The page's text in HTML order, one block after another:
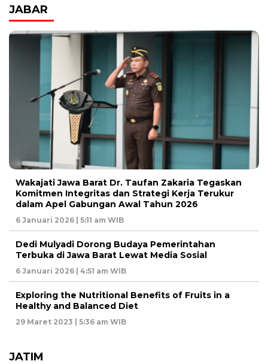
JABAR
Wakajati Jawa Barat Dr. Taufan Zakaria Tegaskan
Komitmen Integritas dan Strategi Kerja Terukur
dalam Apel Gabungan Awal Tahun 2026
6 Januari 2026 | 5:11 am WIB
Dedi Mulyadi Dorong Budaya Pemerintahan
Terbuka di Jawa Barat Lewat Media Sosial
6 Januari 2026 | 4:51 am WIB
Exploring the Nutritional Benefits of Fruits in a
Healthy and Balanced Diet
29 Maret 2023 | 5:36 am WIB
JATIM